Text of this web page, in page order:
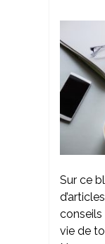
Sur ce
conseils
vie de